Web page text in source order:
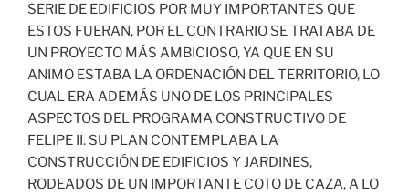
SERIE DE EDIFICIOS POR MUY IMPORTANTES QUE
ESTOS FUERAN, POR EL CONTRARIO SE TRATABA DE
UN PROYECTO MÁS AMBICIOSO, YA QUE EN SU
ANIMO ESTABA LA ORDENACIÓN DEL TERRITORIO, LO
CUAL ERA ADEMÁS UNO DE LOS PRINCIPALES
ASPECTOS DEL PROGRAMA CONSTRUCTIVO DE
FELIPE II. SU PLAN CONTEMPLABA LA
CONSTRUCCIÓN DE EDIFICIOS Y JARDINES,
RODEADOS DE UN IMPORTANTE COTO DE CAZA, A LO